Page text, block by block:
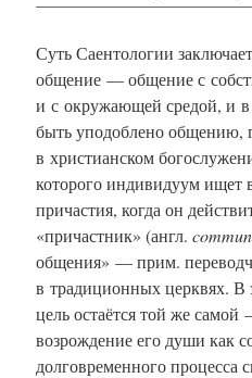
Суть Саентологии
общение — общение с
и с окружающей средой, и
быть уподоблено общению,
в христианском
которого индивидуум ищет
причастия, когда он
«причастник» (англ.
общения» — прим.
в традиционных церквях. В
цель остаётся той же
возрождение его души как
долговременного процесса